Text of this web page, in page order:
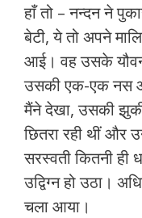
हाँ तो – नन्दन ने
बेटी, ये तो अपने
आई। वह उसके
उसकी एक-एक नस
मैंने देखा, उसकी
छितरा रही थीं और
सरस्वती कितनी ही
उद्विग्न हो उठा।
चला आया।